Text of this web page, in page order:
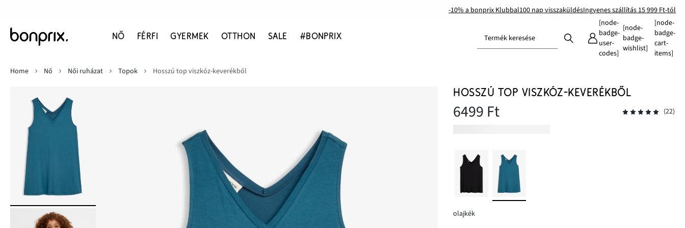
-10% a bonprix Klubbal100 nap visszaküldésIngyenes szállítás 15 999 Ft-tól
NŐ FÉRFI GYERMEK OTTHON SALE #BONPRIX Termék keresése
[node-
badge-
user-
codes]
[node-
badge-
wishlist]
[node-
badge-
cart-
items]
Home
Nő Női ruházat Topok Hosszú top viszkóz-keverékből
HOSSZÚ TOP VISZKÓZ-KEVERÉKBŐL
6499 Ft (22)
olajkék